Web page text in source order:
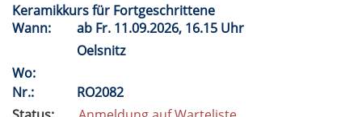
Keramikkurs für Fortgeschrittene
Wann:
ab Fr. 11.09.2026, 16.15 Uhr
Oelsnitz
Wo:
Nr.:
RO2082